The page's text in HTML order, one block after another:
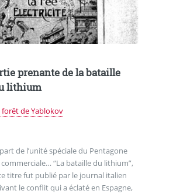
prenante de la bataille
lithium
forêt de Yablokov
de l’unité spéciale du Pentagone
“La bataille du lithium”,
titre fut publié par le journal italien
le conflit qui a éclaté en Espagne,